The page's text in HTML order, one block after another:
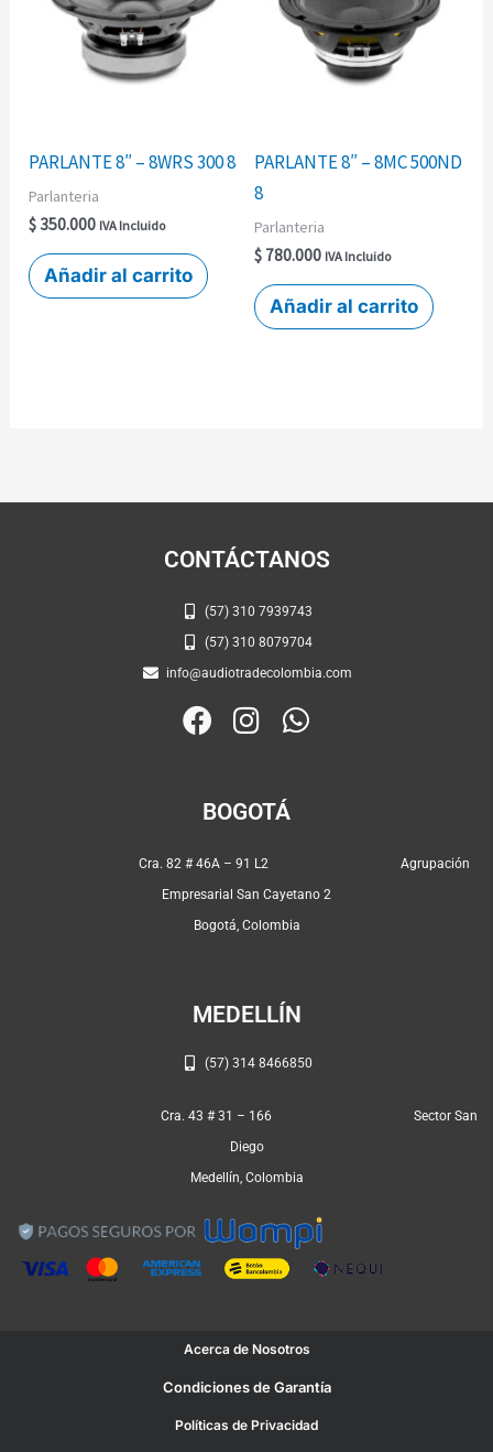
PARLANTE 8″ – 8WRS 300 8
Parlanteria
$350.000 IVA Incluido
Añadir al carrito
PARLANTE 8″ – 8MC 500ND
8
Parlanteria
$ 780.000 IVA Incluido
Añadir al carrito
CONTÁCTANOS
(57) 310 7939743
(57) 310 8079704
info@audiotradecolombia.com
F
e
o
o
k
I
t
g
r
a
W
p
p
BOGOTÁ
Cra. 82 # 46A – 91 L2 Agrupación
Empresarial San Cayetano 2
Bogotá, Colombia
MEDELLÍN
(57) 314 8466850
Cra. 43 # 31 – 166 Sector San
Diego
Medellín, Colombia
Acerca de Nosotros
Condiciones de Garantía
Políticas de Privacidad